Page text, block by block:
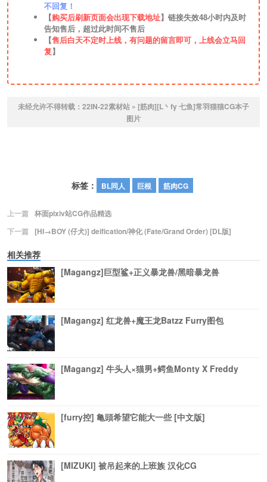
不回复！
【购买后刷新页面会出现下载地址】链接失效48小时内及时
告知售后，超过此时间不售后
【售后白天不定时上线，有问题的留言即可，上线会立马回
复】
未经允许不得转载： 22IN-22素材站 » [筋肉][L丶fy 七鱼]常羽猫猫CG本子
图片
标签： BL同人 巨根 筋肉CG
上一篇 杯面pixiv站CG作品精选
下一篇
[HI→BOY (仔犬)] deification/神化 (Fate/Grand Order) [DL版]
相关推荐
[Magangz]巨型鲨+正义暴龙兽/黑暗暴龙兽
[Magangz] 红龙兽+魔王龙Batzz Furry图包
[Magangz] 牛头人×猫男+鳄鱼Monty X Freddy
[furry控] 亀頭希望它能大一些 [中文版]
[MIZUKI] 被吊起来的上班族 汉化CG